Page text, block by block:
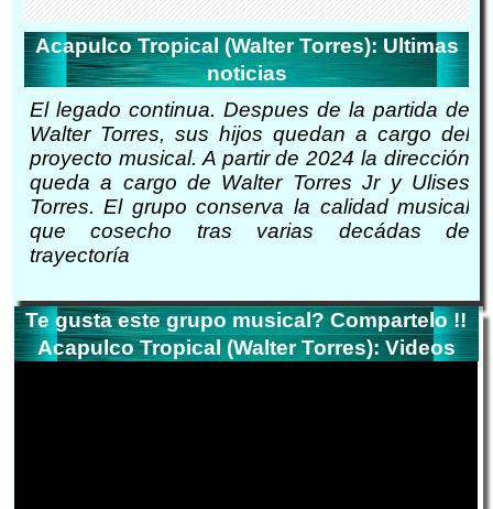
Acapulco Tropical (Walter Torres): Ultimas
noticias
El legado continua. Despues de la partida de
Walter Torres, sus hijos quedan a cargo del
proyecto musical. A partir de 2024 la dirección
queda a cargo de Walter Torres Jr y Ulises
Torres. El grupo conserva la calidad musical
que cosecho tras varias decádas de
trayectoría
Te gusta este grupo musical? Compartelo !!
Acapulco Tropical (Walter Torres): Videos